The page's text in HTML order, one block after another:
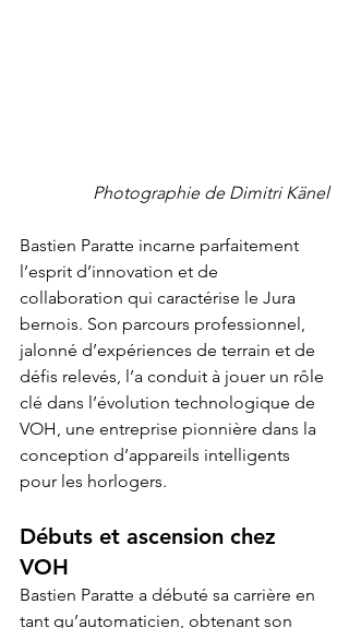
Photographie de Dimitri Känel
Bastien Paratte incarne parfaitement
l’esprit d’innovation et de
collaboration qui caractérise le Jura
bernois. Son parcours professionnel,
jalonné d’expériences de terrain et de
défis relevés, l’a conduit à jouer un rôle
clé dans l’évolution technologique de
VOH, une entreprise pionnière dans la
conception d’appareils intelligents
pour les horlogers.
Débuts et ascension chez
VOH
Bastien Paratte a débuté sa carrière en
tant qu’automaticien, obtenant son